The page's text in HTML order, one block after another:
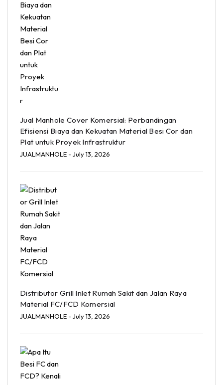
Jual Manhole Cover Komersial: Perbandingan
Efisiensi Biaya dan Kekuatan Material Besi Cor dan
Plat untuk Proyek Infrastruktur
JUALMANHOLE - July 13, 2026
Distributor Grill Inlet Rumah Sakit dan Jalan Raya
Material FC/FCD Komersial
JUALMANHOLE - July 13, 2026